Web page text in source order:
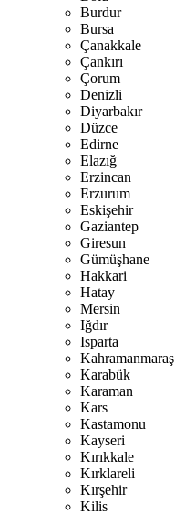
Burdur
Bursa
Çanakkale
Çankırı
Çorum
Denizli
Diyarbakır
Düzce
Edirne
Elazığ
Erzincan
Erzurum
Eskişehir
Gaziantep
Giresun
Gümüşhane
Hakkari
Hatay
Mersin
Iğdır
Isparta
Kahramanmaraş
Karabük
Karaman
Kars
Kastamonu
Kayseri
Kırıkkale
Kırklareli
Kırşehir
Kilis